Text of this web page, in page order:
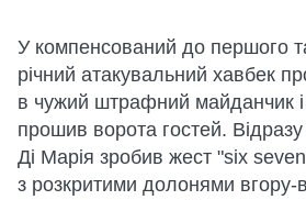
У компенсований до першого
річний атакувальний хавбек
в чужий штрафний майданчик
прошив ворота гостей. Відразу
Ді Марія зробив жест "six
з розкритими долонями вгору-